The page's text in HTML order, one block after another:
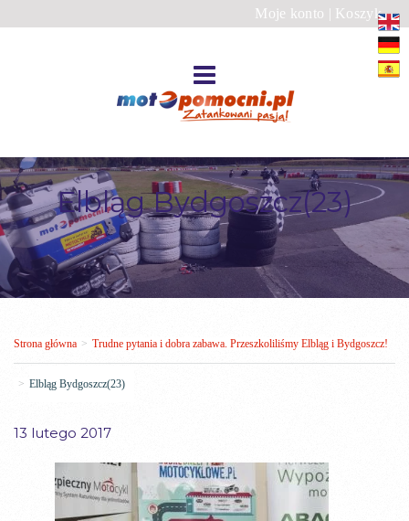
Moje konto | Koszyk
Elbląg Bydgoszcz(23)
Strona główna > Trudne pytania i dobra zabawa. Przeszkoliliśmy Elbląg i Bydgoszcz!
> Elbląg Bydgoszcz(23)
13 lutego 2017